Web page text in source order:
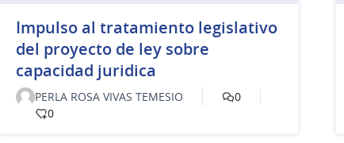
Impulso al tratamiento legislativo
del proyecto de ley sobre
capacidad juridica
PERLA ROSA VIVAS TEMESIO
0
0